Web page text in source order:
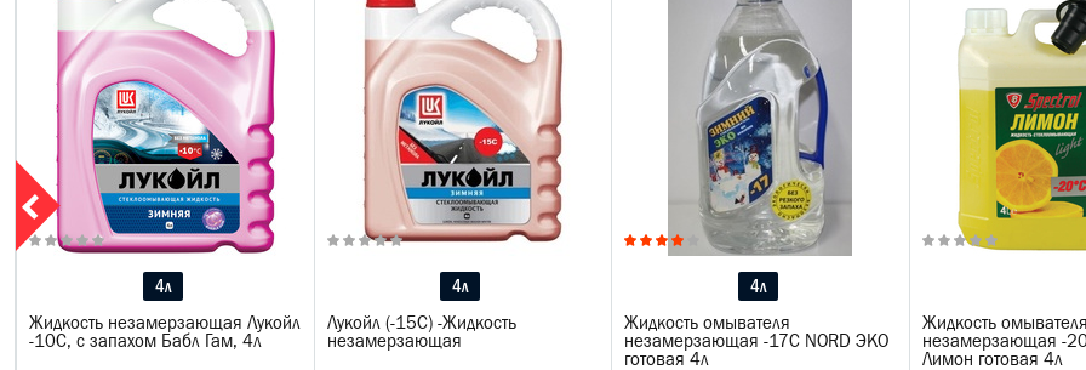
4л
Жидкость незамерзающая Лукойл
-10С, с запахом Бабл Гам, 4л
4л
Лукойл (-15С) -Жидкость
незамерзающая
4л
Жидкость омывателя
незамерзающая -17C NORD ЭКО
готовая 4л
Жидкость омывателя
незамерзающая -
Лимон готовая 4л